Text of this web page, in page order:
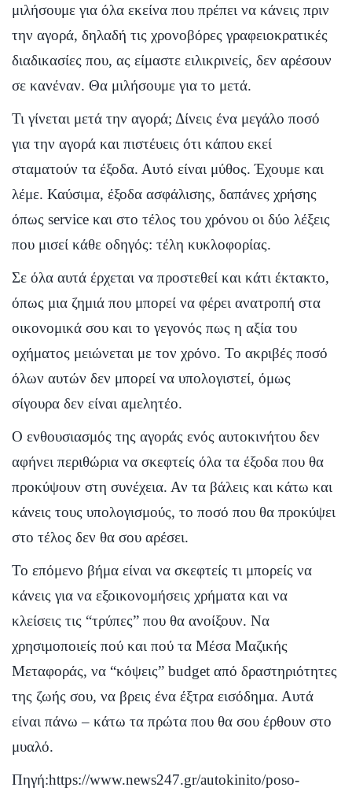
μιλήσουμε για όλα εκείνα που πρέπει να κάνεις πριν
την αγορά, δηλαδή τις χρονοβόρες γραφειοκρατικές
διαδικασίες που, ας είμαστε ειλικρινείς, δεν αρέσουν
σε κανέναν. Θα μιλήσουμε για το μετά.
Τι γίνεται μετά την αγορά; Δίνεις ένα μεγάλο ποσό
για την αγορά και πιστέυεις ότι κάπου εκεί
σταματούν τα έξοδα. Αυτό είναι μύθος. Έχουμε και
λέμε. Καύσιμα, έξοδα ασφάλισης, δαπάνες χρήσης
όπως service και στο τέλος του χρόνου οι δύο λέξεις
που μισεί κάθε οδηγός: τέλη κυκλοφορίας.
Σε όλα αυτά έρχεται να προστεθεί και κάτι έκτακτο,
όπως μια ζημιά που μπορεί να φέρει ανατροπή στα
οικονομικά σου και το γεγονός πως η αξία του
οχήματος μειώνεται με τον χρόνο. Το ακριβές ποσό
όλων αυτών δεν μπορεί να υπολογιστεί, όμως
σίγουρα δεν είναι αμελητέο.
Ο ενθουσιασμός της αγοράς ενός αυτοκινήτου δεν
αφήνει περιθώρια να σκεφτείς όλα τα έξοδα που θα
προκύψουν στη συνέχεια. Αν τα βάλεις και κάτω και
κάνεις τους υπολογισμούς, το ποσό που θα προκύψει
στο τέλος δεν θα σου αρέσει.
Το επόμενο βήμα είναι να σκεφτείς τι μπορείς να
κάνεις για να εξοικονομήσεις χρήματα και να
κλείσεις τις “τρύπες” που θα ανοίξουν. Να
χρησιμοποιείς πού και πού τα Μέσα Μαζικής
Μεταφοράς, να “κόψεις” budget από δραστηριότητες
της ζωής σου, να βρεις ένα έξτρα εισόδημα. Αυτά
είναι πάνω – κάτω τα πρώτα που θα σου έρθουν στο
μυαλό.
Πηγή:https://www.news247.gr/autokinito/poso-